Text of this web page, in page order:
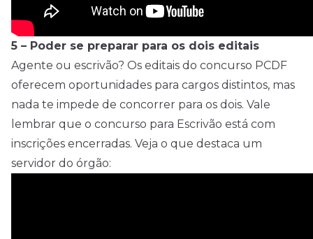
5 – Poder se preparar para os dois editais
Agente ou escrivão? Os editais do concurso PCDF
oferecem oportunidades para cargos distintos, mas
nada te impede de concorrer para os dois. Vale
lembrar que o concurso para Escrivão está com
inscrições encerradas. Veja o que destaca um
servidor do órgão: